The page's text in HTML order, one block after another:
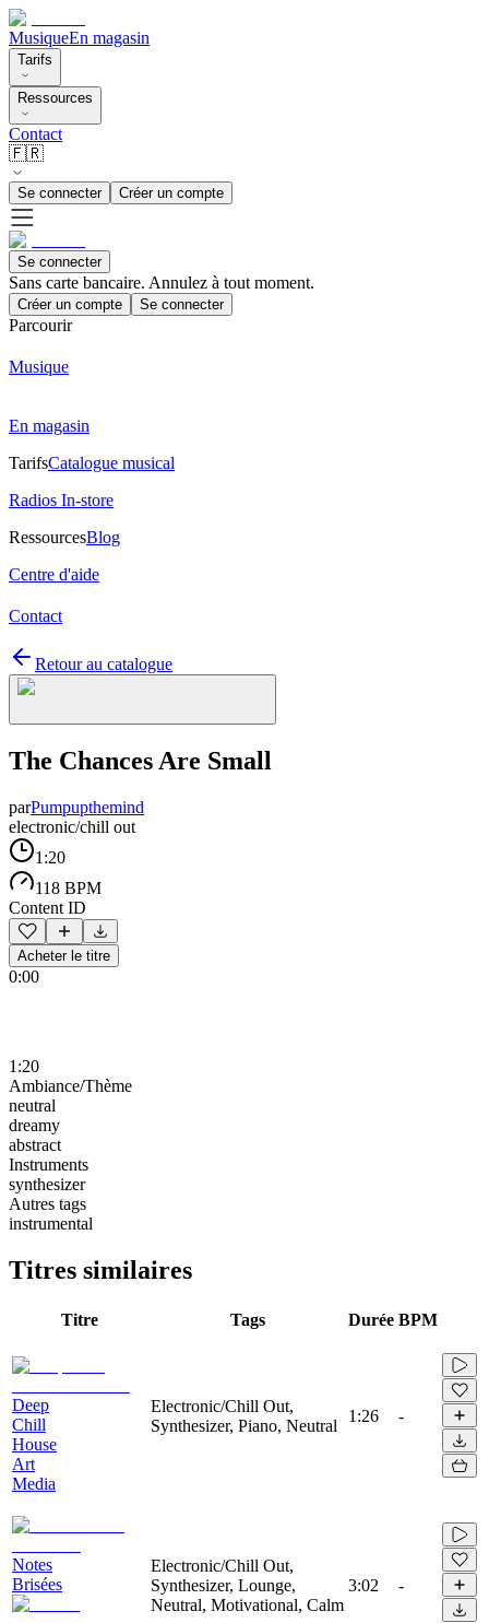
MusiqueEn magasin
Tarifs
Ressources
Contact
🇫🇷
Se connecter Créer un compte
Se connecter
Sans carte bancaire. Annulez à tout moment.
Créer un compte Se connecter
Parcourir
Musique
En magasin
TarifsCatalogue musical
Radios In-store
RessourcesBlog
Centre d'aide
Contact
Retour au catalogue
The Chances Are Small
parPumpupthemind
electronic/chill out
1:20
118 BPM
Content ID
Acheter le titre
0:00
1:20
Ambiance/Thème
neutral
dreamy
abstract
Instruments
synthesizer
Autres tags
instrumental
Titres similaires
Titre Tags Durée BPM
Deep
Chill
House
Art
Media
Electronic/Chill Out,
Synthesizer, Piano, Neutral
1:26 -
Notes
Brisées
Electronic/Chill Out,
Synthesizer, Lounge,
Neutral, Motivational, Calm
3:02 -